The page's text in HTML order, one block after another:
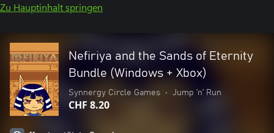
Zu Hauptinhalt springen
Nefiriya and the Sands of Eternity
Bundle (Windows + Xbox)
Synnergy Circle Games • Jump ’n’ Run
CHF 8.20